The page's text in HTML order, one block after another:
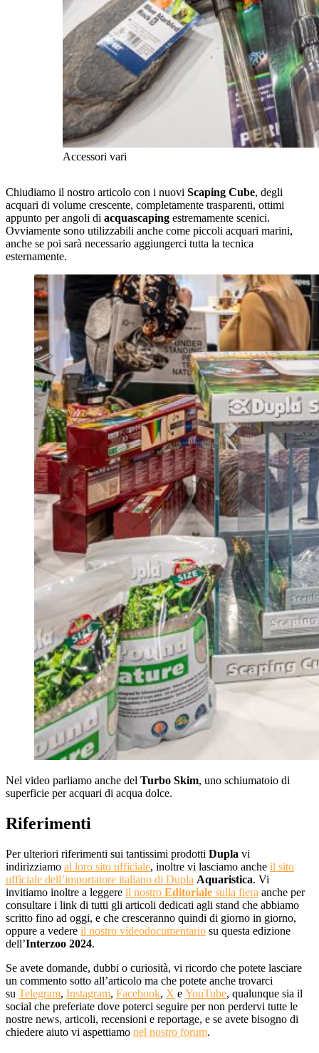
Accessori vari
Chiudiamo il nostro articolo con i nuovi Scaping Cube, degli
acquari di volume crescente, completamente trasparenti, ottimi
appunto per angoli di acquascaping estremamente scenici.
Ovviamente sono utilizzabili anche come piccoli acquari marini,
anche se poi sarà necessario aggiungerci tutta la tecnica
esternamente.
Nel video parliamo anche del Turbo Skim, uno schiumatoio di
superficie per acquari di acqua dolce.
Riferimenti
Per ulteriori riferimenti sui tantissimi prodotti Dupla vi
indirizziamo al loro sito ufficiale, inoltre vi lasciamo anche il sito
ufficiale dell’importatore italiano di Dupla Aquaristica. Vi
invitiamo inoltre a leggere il nostro Editoriale sulla fiera anche per
consultare i link di tutti gli articoli dedicati agli stand che abbiamo
scritto fino ad oggi, e che cresceranno quindi di giorno in giorno,
oppure a vedere il nostro videodocumentario su questa edizione
dell’Interzoo 2024.
Se avete domande, dubbi o curiosità, vi ricordo che potete lasciare
un commento sotto all’articolo ma che potete anche trovarci
su Telegram, Instagram, Facebook, X e YouTube, qualunque sia il
social che preferiate dove poterci seguire per non perdervi tutte le
nostre news, articoli, recensioni e reportage, e se avete bisogno di
chiedere aiuto vi aspettiamo nel nostro forum.